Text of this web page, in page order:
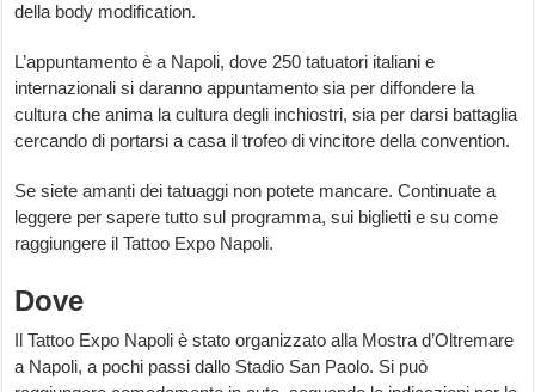
della body modification.
L’appuntamento è a Napoli, dove 250 tatuatori italiani e
internazionali si daranno appuntamento sia per diffondere la
cultura che anima la cultura degli inchiostri, sia per darsi battaglia
cercando di portarsi a casa il trofeo di vincitore della convention.
Se siete amanti dei tatuaggi non potete mancare. Continuate a
leggere per sapere tutto sul programma, sui biglietti e su come
raggiungere il Tattoo Expo Napoli.
Dove
Il Tattoo Expo Napoli è stato organizzato alla Mostra d’Oltremare
a Napoli, a pochi passi dallo Stadio San Paolo. Si può